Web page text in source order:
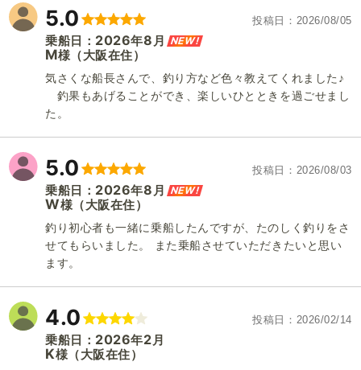
5.0 投稿日 2026/08/05
乗船日： 2026年8 月 NEW!
M様 （大阪在住）
気さくな船長さんで、釣り方など色々教えてくれました♪
釣果もあげることができ、楽しいひとときを過ごせまし
た。
5.0 投稿日 2026/08/03
乗船日： 2026年8 月 NEW!
W様 （大阪在住）
釣り初心者も一緒に乗船したんですが、たのしく釣りをさ
せてもらいました。 また乗船させていただきたいと思い
ます。
4.0 投稿日 2026/02/14
乗船日： 2026年2 月
K様 （大阪在住）